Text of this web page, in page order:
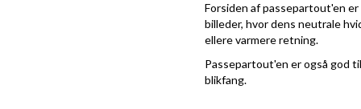
Forsiden af passepartout'en
billeder, hvor dens neutrale
ellere varmere retning.
Passepartout'en er også god
blikfang.